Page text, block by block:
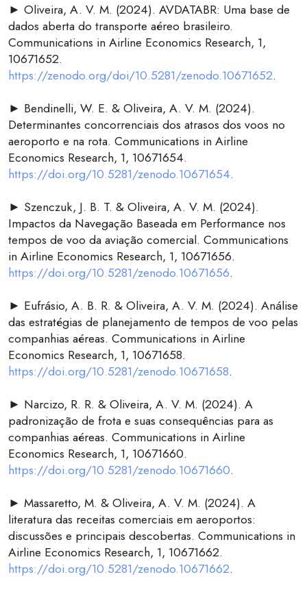
► Oliveira, A. V. M. (2024). AVDATABR: Uma base de
dados aberta do transporte aéreo brasileiro.
Communications in Airline Economics Research, 1,
10671652.
https://zenodo.org/doi/10.5281/zenodo.10671652.
► Bendinelli, W. E. & Oliveira, A. V. M. (2024).
Determinantes concorrenciais dos atrasos dos voos no
aeroporto e na rota. Communications in Airline
Economics Research, 1, 10671654.
https://doi.org/10.5281/zenodo.10671654.
► Szenczuk, J. B. T. & Oliveira, A. V. M. (2024).
Impactos da Navegação Baseada em Performance nos
tempos de voo da aviação comercial. Communications
in Airline Economics Research, 1, 10671656.
https://doi.org/10.5281/zenodo.10671656.
► Eufrásio, A. B. R. & Oliveira, A. V. M. (2024). Análise
das estratégias de planejamento de tempos de voo pelas
companhias aéreas. Communications in Airline
Economics Research, 1, 10671658.
https://doi.org/10.5281/zenodo.10671658.
► Narcizo, R. R. & Oliveira, A. V. M. (2024). A
padronização de frota e suas consequências para as
companhias aéreas. Communications in Airline
Economics Research, 1, 10671660.
https://doi.org/10.5281/zenodo.10671660.
► Massaretto, M. & Oliveira, A. V. M. (2024). A
literatura das receitas comerciais em aeroportos:
discussões e principais descobertas. Communications in
Airline Economics Research, 1, 10671662.
https://doi.org/10.5281/zenodo.10671662.